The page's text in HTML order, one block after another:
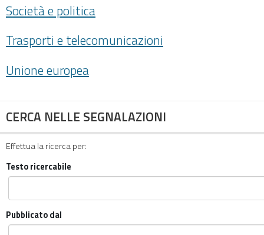
Società e politica
Trasporti e telecomunicazioni
Unione europea
CERCA NELLE SEGNALAZIONI
Effettua la ricerca per:
Testo ricercabile
Pubblicato dal